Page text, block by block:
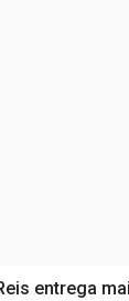
entrega